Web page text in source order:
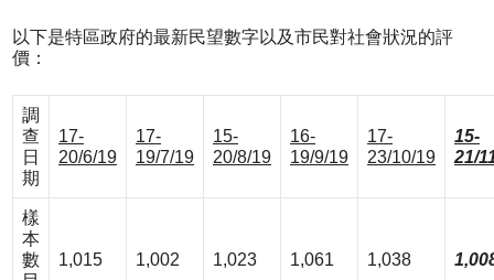
以下是特區政府的最新民望數字以及市民對社會狀況的評
價：
調
查
日
期
17-
20/6/19
17-
19/7/19
15-
20/8/19
16-
19/9/19
17-
23/10/19
15-
21/
樣
本
數
1,015 1,002 1,023 1,061 1,038